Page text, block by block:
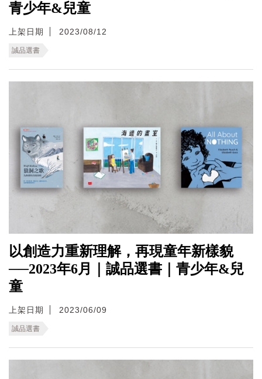
青少年&兒童
上架日期 2023/08/12
誠品選書
以創造力重新理解，再現童年新樣貌
──2023年6月｜誠品選書｜青少年&兒
童
上架日期 2023/06/09
誠品選書